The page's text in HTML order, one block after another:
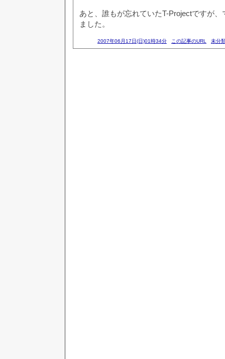
あと、誰もが忘れていたT-Projectですが
ました。
2007年06月17日(日)01時34分 この記事のURL 未分